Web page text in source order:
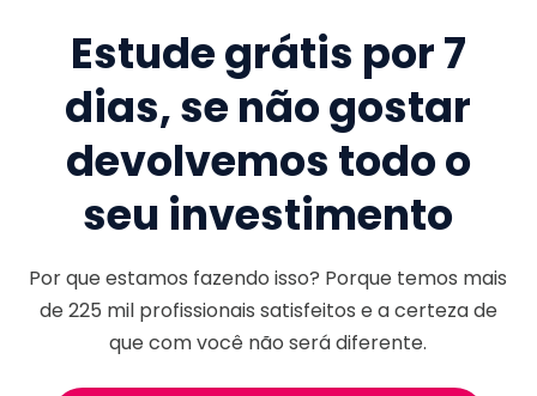
Estude grátis por 7
dias, se não gostar
devolvemos todo o
seu investimento
Por que estamos fazendo isso? Porque temos mais
de225 milprofissionais satisfeitos e a certeza de
que com você não será diferente.